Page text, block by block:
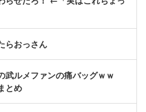
らおっさん
武ルメファンの痛バッグｗｗ
とめ